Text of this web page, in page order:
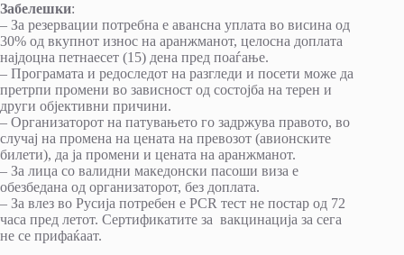
Забелешки:
– За резервации потребна е авансна уплата во висина од
30% од вкупнот износ на аранжманот, целосна доплата
најдоцна петнаесет (15) дена пред поаѓање.
– Програмата и редоследот на разгледи и посети може да
претрпи промени во зависност од состојба на терен и
други објективни причини.
– Организаторот на патувањето го задржува правото, во
случај на промена на цената на превозот (авионските
билети), да ја промени и цената на аранжманот.
– За лица со валидни македонски пасоши виза е
обезбедана од организаторот, без доплата.
– За влез во Русија потребен е PCR тест не постар од 72
часа пред летот. Сертификатите за вакцинација за сега
не се прифаќаат.